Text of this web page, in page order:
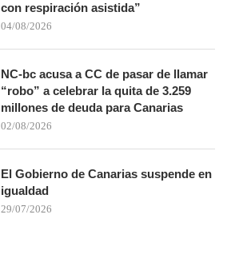
con respiración asistida”
04/08/2026
NC-bc acusa a CC de pasar de llamar
“robo” a celebrar la quita de 3.259
millones de deuda para Canarias
02/08/2026
El Gobierno de Canarias suspende en
igualdad
29/07/2026